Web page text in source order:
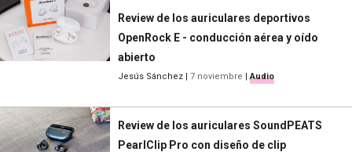
Review de los auriculares deportivos
OpenRock E - conducción aérea y oído
abierto
Jesús Sánchez | 7 noviembre | Audio
Review de los auriculares SoundPEATS
PearlClip Pro con diseño de clip